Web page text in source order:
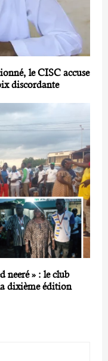
le CISC accuse
discordante
neeré » : le club
dixième édition